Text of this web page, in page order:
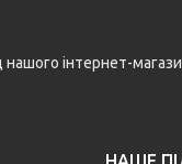
нашого інтернет-